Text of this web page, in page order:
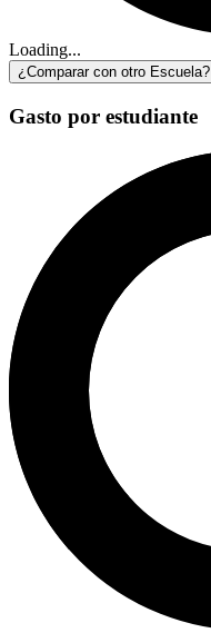
Loading...
¿Comparar con otro Escuela?
Gasto por estudiante